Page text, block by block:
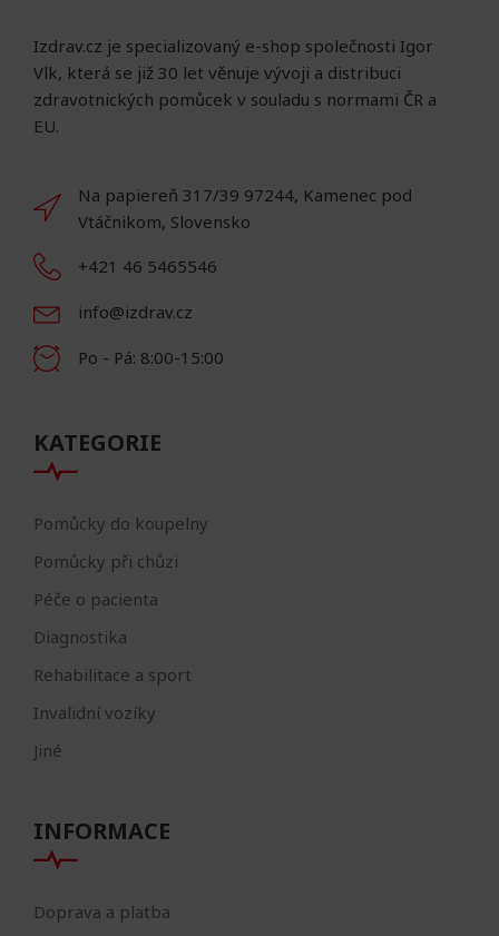
Izdrav.cz je specializovaný e-shop společnosti Igor
Vlk, která se již 30 let věnuje vývoji a distribuci
zdravotnických pomůcek v souladu s normami ČR a
EU.
Na papiereň 317/39 97244, Kamenec pod
Vtáčnikom, Slovensko
+421 46 5465546
info@izdrav.cz
Po - Pá: 8:00-15:00
KATEGORIE
Pomůcky do koupelny
Pomůcky při chůzi
Péče o pacienta
Diagnostika
Rehabilitace a sport
Invalidní vozíky
Jiné
INFORMACE
Doprava a platba